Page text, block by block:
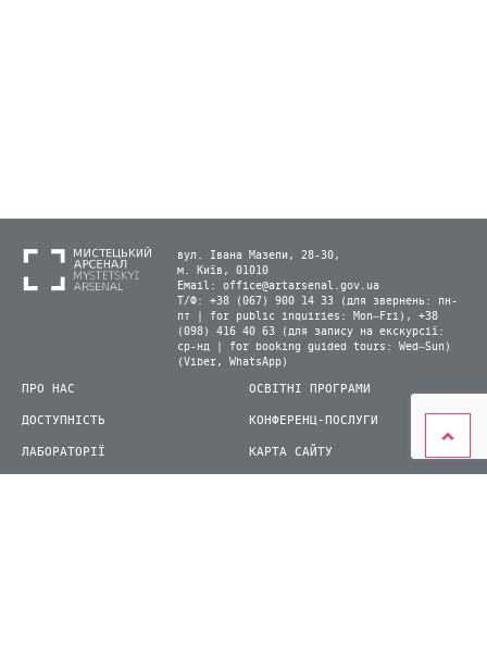
вул. Івана Мазепи, 28-30,
м. Київ, 01010
Email: office@artarsenal.gov.ua
Т/Ф: +38 (067) 900 14 33 (для звернень: пн-
пт | for public inquiries: Mon–Fri), +38
(098) 416 40 63 (для запису на екскурсії:
ср-нд | for booking guided tours: Wed–Sun)
(Viber, WhatsApp)
ПРО НАС
ДОСТУПНІСТЬ
ЛАБОРАТОРІЇ
ОСВІТНІ ПРОГРАМИ
КОНФЕРЕНЦ-ПОСЛУГИ
КАРТА САЙТУ